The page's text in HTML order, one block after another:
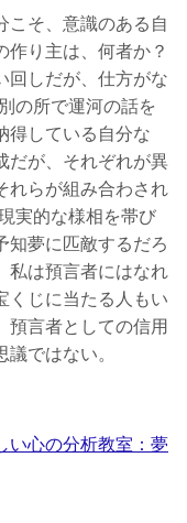
そ、意識のある自
作り主は、何者か？
回しだが、仕方がな
の所で運河の話を
得している自分な
だが、それぞれが異
れらが組み合わされ
実的な様相を帯び
知夢に匹敵するだろ
私は預言者にはなれ
くじに当たる人もい
預言者としての信用
ではない。
室：夢